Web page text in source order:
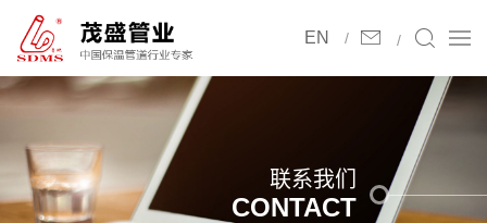
EN
联系我们
CONTACT